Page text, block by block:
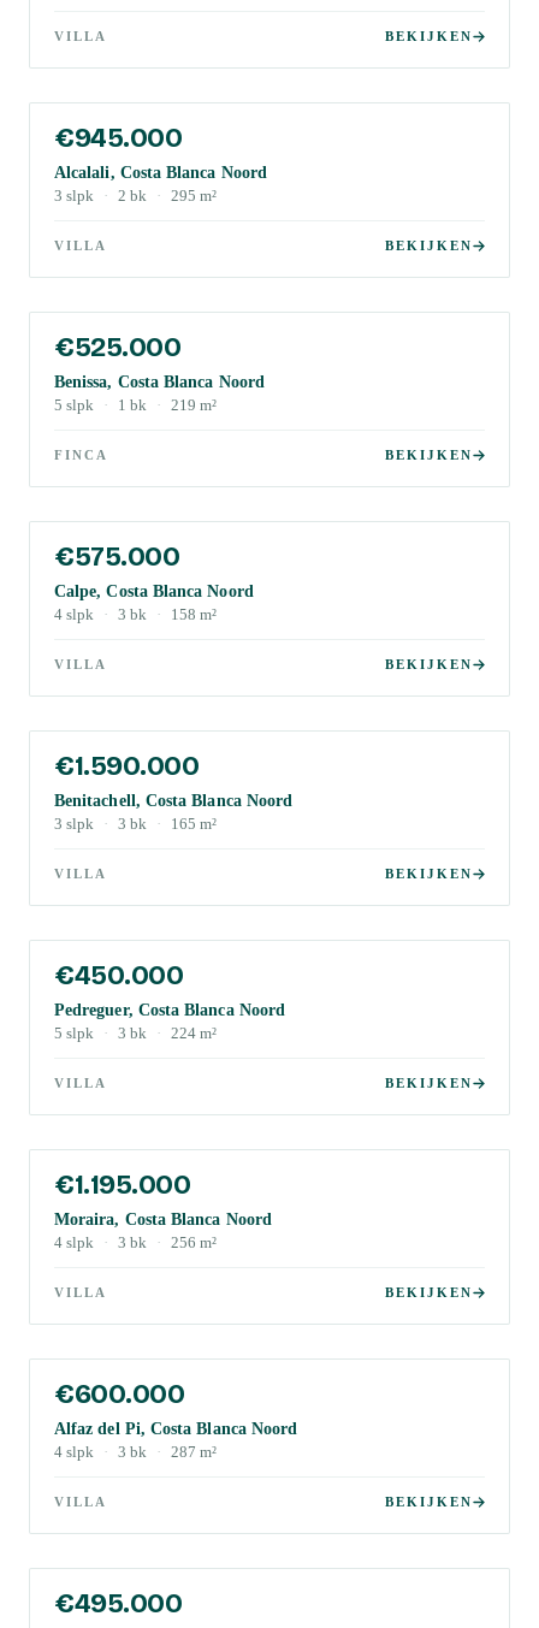
VILLA BEKIJKEN
€945.000
Alcalali, Costa Blanca Noord
3 slpk · 2 bk · 295 m²
VILLA BEKIJKEN
€525.000
Benissa, Costa Blanca Noord
5 slpk · 1 bk · 219 m²
FINCA BEKIJKEN
€575.000
Calpe, Costa Blanca Noord
4 slpk · 3 bk · 158 m²
VILLA BEKIJKEN
€1.590.000
Benitachell, Costa Blanca Noord
3 slpk · 3 bk · 165 m²
VILLA BEKIJKEN
€450.000
Pedreguer, Costa Blanca Noord
5 slpk · 3 bk · 224 m²
VILLA BEKIJKEN
€1.195.000
Moraira, Costa Blanca Noord
4 slpk · 3 bk · 256 m²
VILLA BEKIJKEN
€600.000
Alfaz del Pi, Costa Blanca Noord
4 slpk · 3 bk · 287 m²
VILLA BEKIJKEN
€495.000